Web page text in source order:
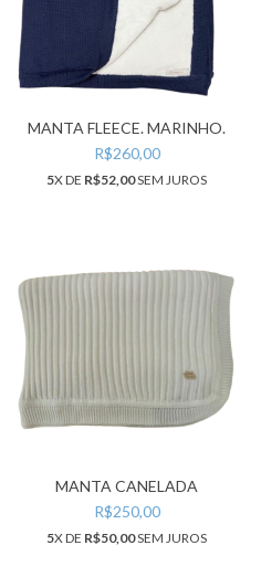
MANTA FLEECE. MARINHO.
R$260,00
5X DE R$52,00SEM JUROS
MANTA CANELADA
R$250,00
5X DE R$50,00SEM JUROS